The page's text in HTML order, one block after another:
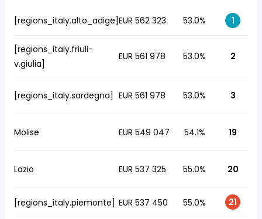
[regions_italy.alto_adige]EUR 562 323 53.0% 1
[regions_italy.friuli-
v.giulia]
EUR 561 978 53.0% 2
[regions_italy.sardegna] EUR 561 978 53.0% 3
Molise EUR 549 047 54.1% 19
Lazio EUR 537 325 55.0% 20
[regions_italy.piemonte] EUR 537 450 55.0% 21